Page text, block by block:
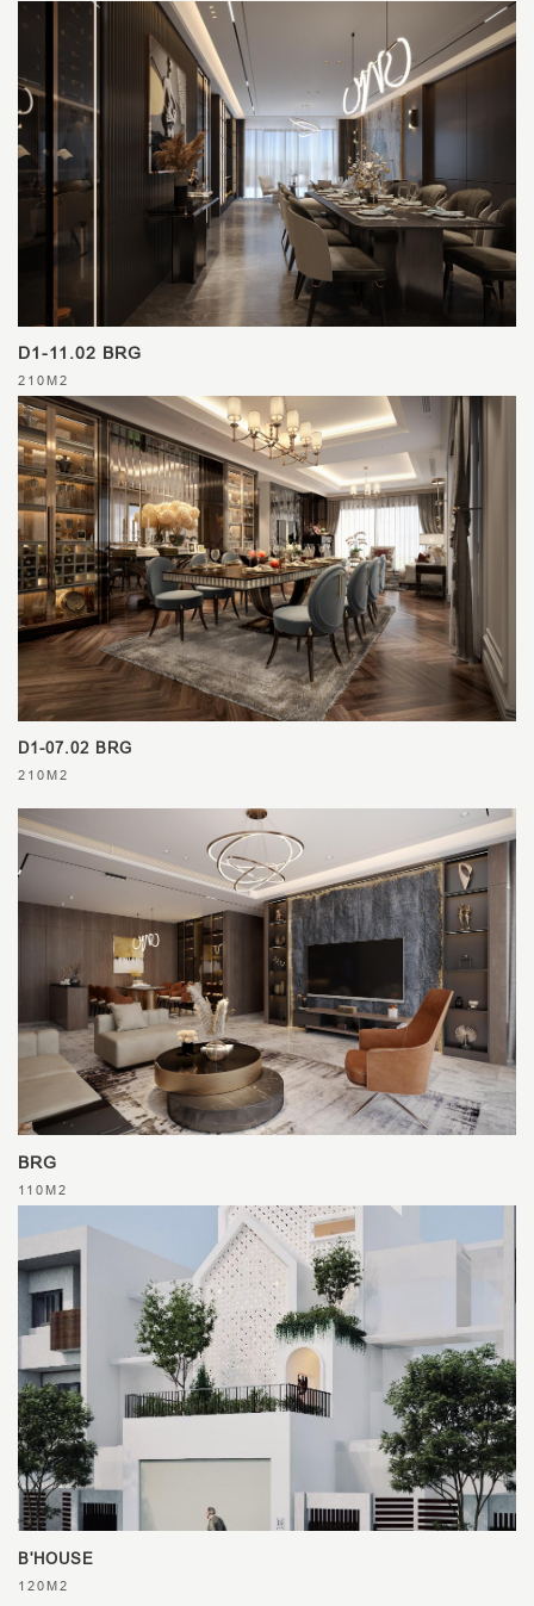
D1-11.02 BRG
210M2
D1-07.02 BRG
210M2
BRG
110M2
B'HOUSE
120M2